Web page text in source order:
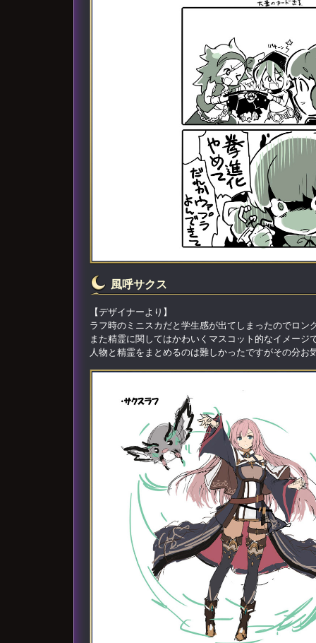
風呼サクス
【デザイナーより】
ラフ時のミニスカだと学生感が出てしまったのでロン
また精霊に関してはかわいくマスコット的なイメージ
人物と精霊をまとめるのは難しかったですがその分お